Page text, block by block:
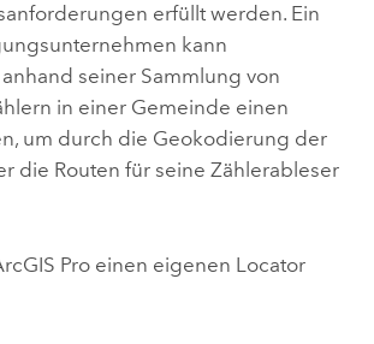
erfüllt werden. Ein
kann
seiner Sammlung von
in einer Gemeinde einen
um durch die Geokodierung der
die Routen für seine Zählerableser
Proeinen eigenen Locator